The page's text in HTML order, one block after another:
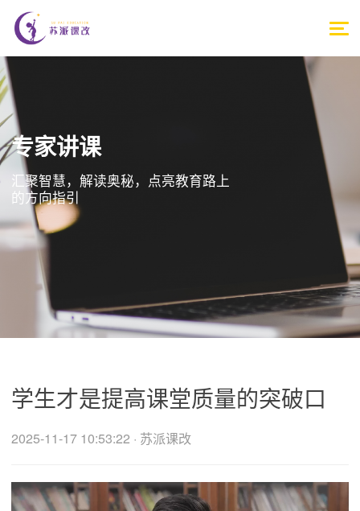
专家讲课
汇聚智慧，解读奥秘，点亮教育路上
的方向指引
学生才是提高课堂质量的突破口
2025-11-17 10:53:22 · 苏派课改